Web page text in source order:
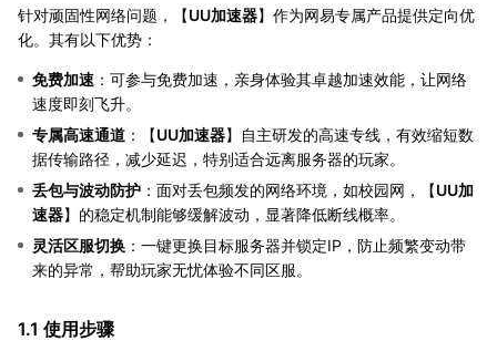
针对顽固性网络问题，【UU加速器】作为网易专属产品提供定向优
化。其有以下优势：
免费加速 ：可参与免费加速，亲身体验其卓越加速效能，让网络
速度即刻飞升。
专属高速通道 ：【UU加速器】自主研发的高速专线，有效缩短数
据传输路径，减少延迟，特别适合远离服务器的玩家。
丢包与波动防护 ：面对丢包频发的网络环境，如校园网，【UU加
速器】的稳定机制能够缓解波动，显著降低断线概率。
灵活区服切换 ：一键更换目标服务器并锁定IP，防止频繁变动带
来的异常，帮助玩家无忧体验不同区服。
1.1 使用步骤